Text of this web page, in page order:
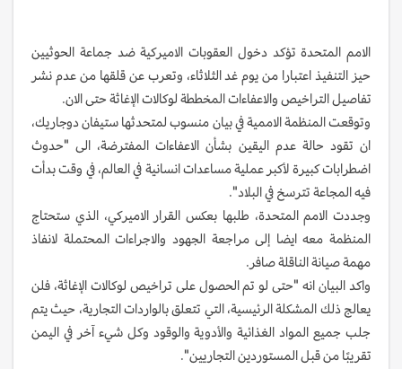
الامم المتحدة تؤكد دخول العقوبات الاميركية ضد جماعة الحوثيين
حيز التنفيذ اعتبارا من يوم غد الثلاثاء، وتعرب عن قلقها من عدم نشر
تفاصيل التراخيص والاعفاءات المخططة لوكالات الإغاثة حتى الان.
وتوقعت المنظمة الاممية في بيان منسوب لمتحدثها ستيفان دوجاريك،
ان تقود حالة عدم اليقين بشأن الاعفاءات المفترضة، الى "حدوث
اضطرابات كبيرة لأكبر عملية مساعدات انسانية في العالم، في وقت بدأت
فيه المجاعة تترسخ في البلاد".
وجددت الامم المتحدة، طلبها بعكس القرار الاميركي، الذي ستحتاج
المنظمة معه ايضا إلى مراجعة الجهود والاجراءات المحتملة لانفاذ
مهمة صيانة الناقلة صافر.
واكد البيان انه "حتى لو تم الحصول على تراخيص لوكالات الإغاثة، فلن
يعالج ذلك المشكلة الرئيسية، التي تتعلق بالواردات التجارية، حيث يتم
جلب جميع المواد الغذائية والأدوية والوقود وكل شيء آخر في اليمن
تقريبًا من قبل المستوردين التجاريين".